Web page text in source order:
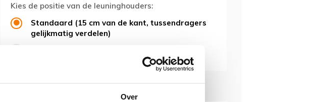
Over
Kies de positie van de leuninghouders:
Standaard (15 cm van de kant, tussendragers
gelijkmatig verdelen)
Overzicht